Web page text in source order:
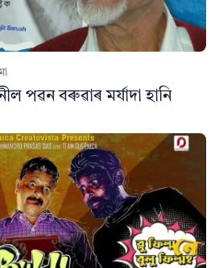
নীল পৱন বৰুৱাৰ মৰ্যাদা হানি